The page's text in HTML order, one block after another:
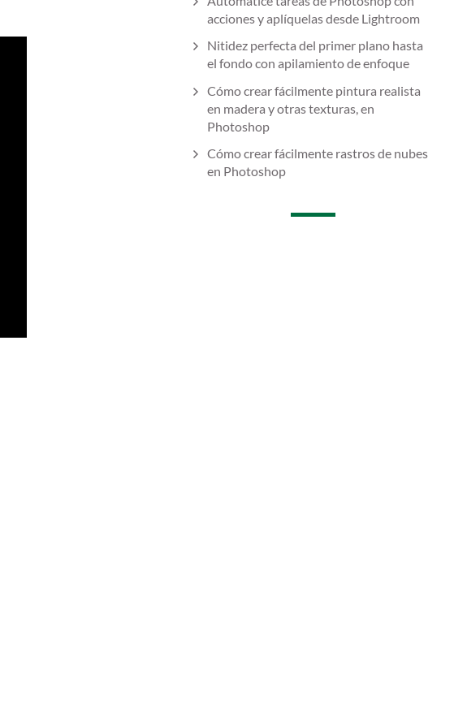
acciones y aplíquelas desde Lightroom
Nitidez perfecta del primer plano hasta
el fondo con apilamiento de enfoque
Cómo crear fácilmente pintura realista
en madera y otras texturas, en
Photoshop
Cómo crear fácilmente rastros de nubes
en Photoshop